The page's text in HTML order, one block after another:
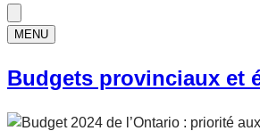
MENU
Budgets provinciaux et